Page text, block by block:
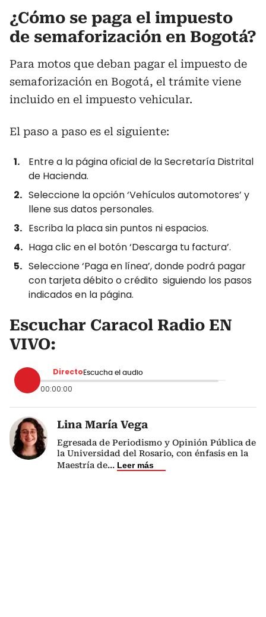
¿Cómo se paga el impuesto
de semaforización en Bogotá?
Para motos que deban pagar el impuesto de
semaforización en Bogotá, el trámite viene
incluido en el impuesto vehicular.
El paso a paso es el siguiente:
Entre a la página oficial de la Secretaría Distrital
de Hacienda.
Seleccione la opción ‘Vehículos automotores’ y
llene sus datos personales.
Escriba la placa sin puntos ni espacios.
Haga clic en el botón ‘Descarga tu factura’.
Seleccione ‘Paga en línea’, donde podrá pagar
con tarjeta débito o crédito siguiendo los pasos
indicados en la página.
Escuchar Caracol Radio EN
VIVO:
Directo Escucha el audio
00:00:00
Lina María Vega
Egresada de Periodismo y Opinión Pública de
la Universidad del Rosario, con énfasis en la
Maestría de... Leer más